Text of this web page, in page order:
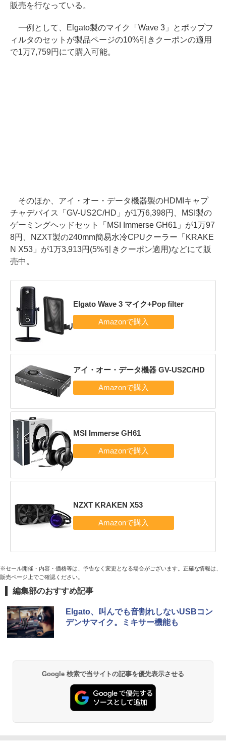
販売を行なっている。
一例として、Elgato製のマイク「Wave 3」とポップフ
ィルタのセットが製品ページの10%引きクーポンの適用
で1万7,759円にて購入可能。
そのほか、アイ・オー・データ機器製のHDMIキャプ
チャデバイス「GV-US2C/HD」が1万6,398円、MSI製の
ゲーミングヘッドセット「MSI Immerse GH61」が1万97
8円、NZXT製の240mm簡易水冷CPUクーラー「KRAKE
N X53」が1万3,913円(5%引きクーポン適用)などにて販
売中。
Elgato Wave 3 マイク+Pop filter
アイ・オー・データ機器 GV-US2C/HD
MSI Immerse GH61
NZXT KRAKEN X53
※セール開催・内容・価格等は、予告なく変更となる場合がございます。正確な情報は、
販売ページ上でご確認ください。
編集部のおすすめ記事
Elgato、叫んでも音割れしないUSBコン
デンサマイク。ミキサー機能も
Google 検索で当サイトの記事を優先表示させる